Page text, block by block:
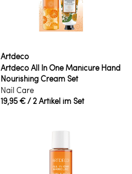
Artdeco
Artdeco All In One Manicure Hand
Nourishing Cream Set
Nail Care
19,95 €/ 2 Artikel im Set